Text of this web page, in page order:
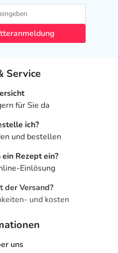
Service
für Sie da
ich?
und bestellen
Rezept ein?
Einlösung
Versand?
und kosten
uns